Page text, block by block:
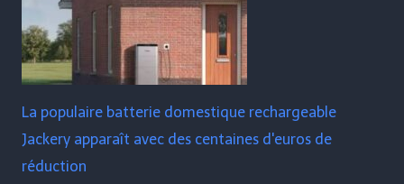
La populaire batterie domestique rechargeable
Jackery apparaît avec des centaines d'euros de
réduction